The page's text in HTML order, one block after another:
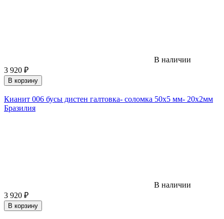
В наличии
3 920 ₽
В корзину
Кианит 006 бусы дистен галтовка- соломка 50х5 мм- 20х2мм
Бразилия
В наличии
3 920 ₽
В корзину